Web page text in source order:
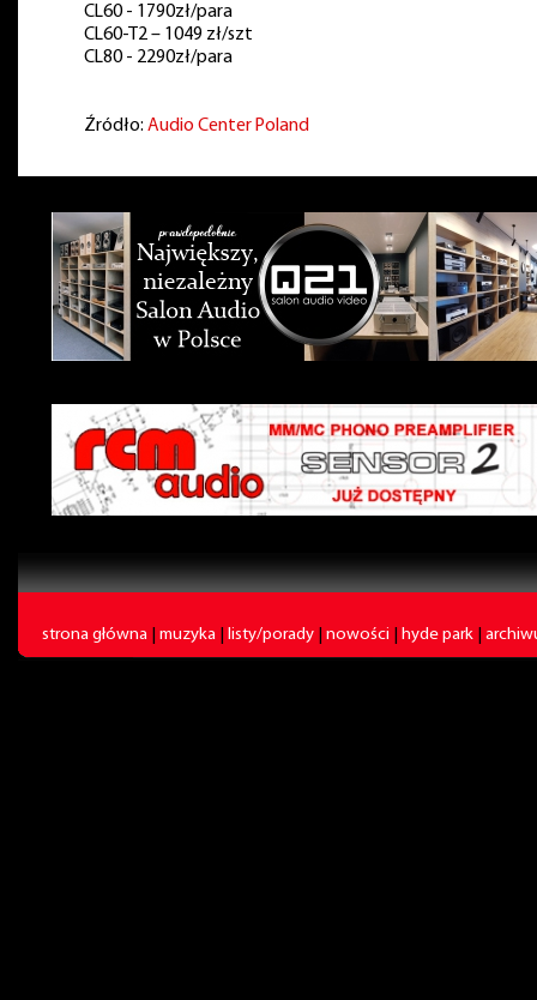
CL60 - 1790zł/para
CL60-T2 – 1049 zł/szt
CL80 - 2290zł/para
Źródło: Audio Center Poland
strona główna muzyka listy/porady nowości hyde park